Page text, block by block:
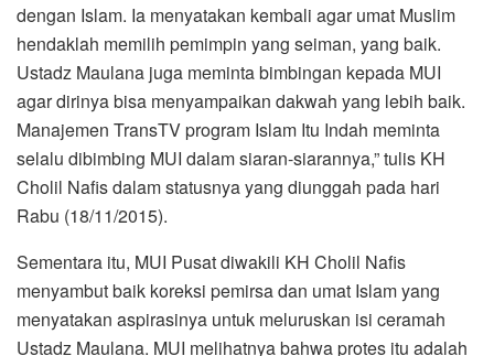
dengan Islam. Ia menyatakan kembali agar umat Muslim
hendaklah memilih pemimpin yang seiman, yang baik.
Ustadz Maulana juga meminta bimbingan kepada MUI
agar dirinya bisa menyampaikan dakwah yang lebih baik.
Manajemen TransTV program Islam Itu Indah meminta
selalu dibimbing MUI dalam siaran-siarannya,” tulis KH
Cholil Nafis dalam statusnya yang diunggah pada hari
Rabu (18/11/2015).
Sementara itu, MUI Pusat diwakili KH Cholil Nafis
menyambut baik koreksi pemirsa dan umat Islam yang
menyatakan aspirasinya untuk meluruskan isi ceramah
Ustadz Maulana. MUI melihatnya bahwa protes itu adalah